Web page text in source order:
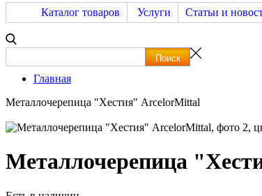
Каталог товаров Услуги Статьи и
Главная
Металлочерепица "Хестия" ArcelorMittal
Металлочерепица